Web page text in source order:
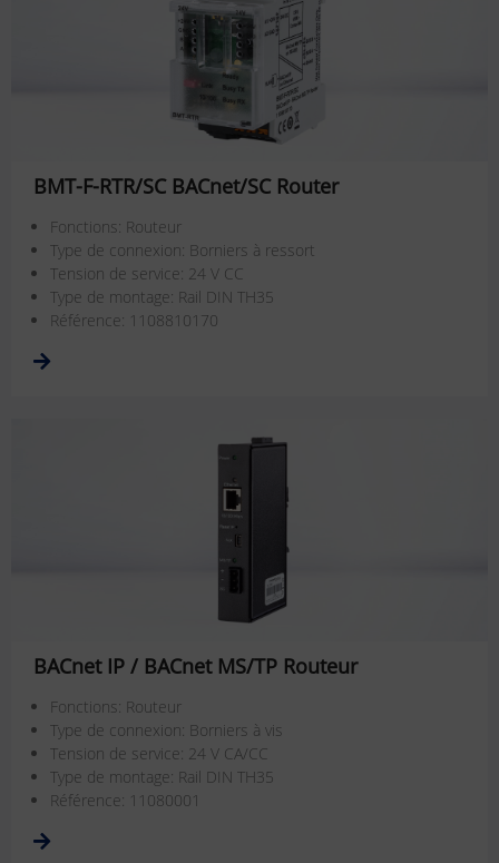
BMT-F-RTR/SC BACnet/SC Router
Fonctions: Routeur
Type de connexion: Borniers à ressort
Tension de service: 24 V CC
Type de montage: Rail DIN TH35
Référence: 1108810170
BACnet IP / BACnet MS/TP Routeur
Fonctions: Routeur
Type de connexion: Borniers à vis
Tension de service: 24 V CA/CC
Type de montage: Rail DIN TH35
Référence: 11080001